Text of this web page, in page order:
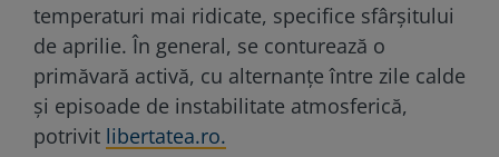
temperaturi mai ridicate, specifice sfârșitului
de aprilie. În general, se conturează o
primăvară activă, cu alternanțe între zile calde
și episoade de instabilitate atmosferică,
potrivit libertatea.ro.